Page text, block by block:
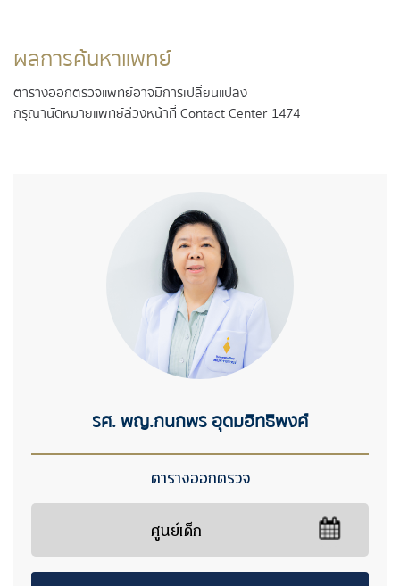
ผลการค้นหาแพทย์
ตารางออกตรวจแพทย์อาจมีการเปลี่ยนแปลง
กรุณานัดหมายแพทย์ล่วงหน้าที่ Contact Center 1474
รศ. พญ.กนกพร อุดมอิทธิพงศ์
ตารางออกตรวจ
ศูนย์เด็ก